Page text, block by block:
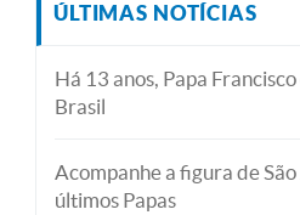
ÚLTIMAS NOTÍCIAS
Há 13 anos, Papa
Brasil
Acompanhe a figura de
últimos Papas